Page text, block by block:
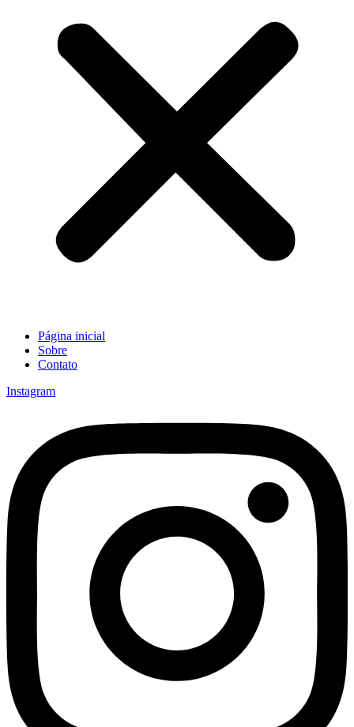
Página inicial
Sobre
Contato
Instagram